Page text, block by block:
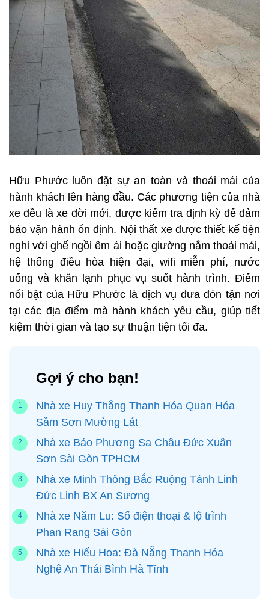
Hữu Phước luôn đặt sự an toàn và thoải mái của
hành khách lên hàng đầu. Các phương tiện của nhà
xe đều là xe đời mới, được kiểm tra định kỳ để đảm
bảo vận hành ổn định. Nội thất xe được thiết kế tiện
nghi với ghế ngồi êm ái hoặc giường nằm thoải mái,
hệ thống điều hòa hiện đại, wifi miễn phí, nước
uống và khăn lạnh phục vụ suốt hành trình. Điểm
nổi bật của Hữu Phước là dịch vụ đưa đón tận nơi
tại các địa điểm mà hành khách yêu cầu, giúp tiết
kiệm thời gian và tạo sự thuận tiện tối đa.
Gợi ý cho bạn!
Nhà xe Huy Thắng Thanh Hóa Quan Hóa
Sầm Sơn Mường Lát
Nhà xe Bảo Phương Sa Châu Đức Xuân
Sơn Sài Gòn TPHCM
Nhà xe Minh Thông Bắc Ruộng Tánh Linh
Đức Linh BX An Sương
Nhà xe Năm Lu: Số điện thoại & lộ trình
Phan Rang Sài Gòn
Nhà xe Hiếu Hoa: Đà Nẵng Thanh Hóa
Nghệ An Thái Bình Hà Tĩnh